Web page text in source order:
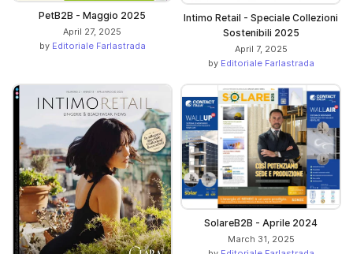
PetB2B - Maggio 2025
April 27, 2025
by Editoriale Farlastrada
Intimo Retail - Speciale Collezioni
Sostenibili 2025
April 7, 2025
by Editoriale Farlastrada
SolareB2B - Aprile 2024
March 31, 2025